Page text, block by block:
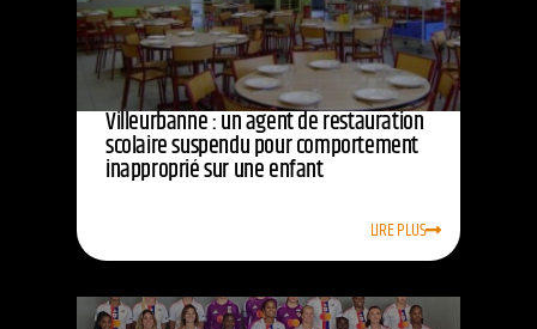
Villeurbanne : un agent de restauration
scolaire suspendu pour comportement
inapproprié sur une enfant
LIRE PLUS